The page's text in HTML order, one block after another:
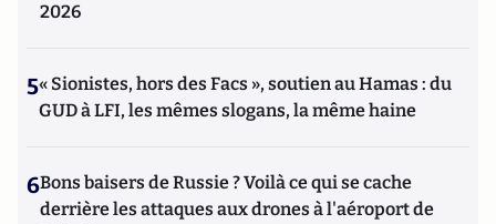
2026
5« Sionistes, hors des Facs », soutien au Hamas : du
GUD à LFI, les mêmes slogans, la même haine
6Bons baisers de Russie ? Voilà ce qui se cache
derrière les attaques aux drones à l'aéroport de